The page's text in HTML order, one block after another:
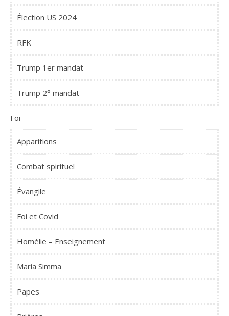
Élection US 2024
RFK
Trump 1er mandat
Trump 2° mandat
Foi
Apparitions
Combat spirituel
Évangile
Foi et Covid
Homélie – Enseignement
Maria Simma
Papes